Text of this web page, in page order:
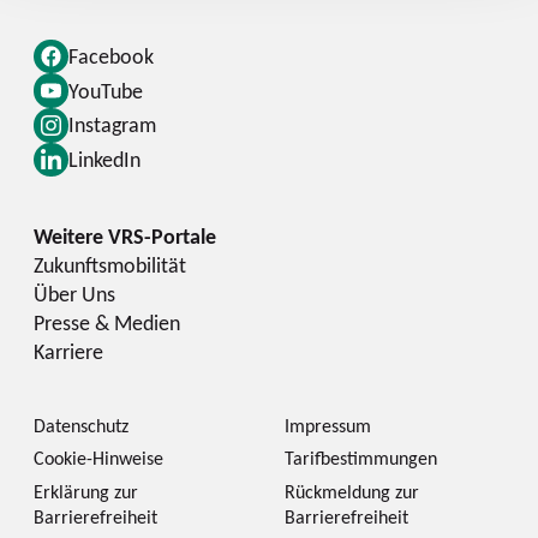
Facebook
YouTube
Instagram
LinkedIn
Zukunftsmobilität
Über Uns
Presse & Medien
Karriere
Datenschutz
Impressum
Cookie-Hinweise
Tarifbestimmungen
Erklärung zur
Barrierefreiheit
Rückmeldung zur
Barrierefreiheit